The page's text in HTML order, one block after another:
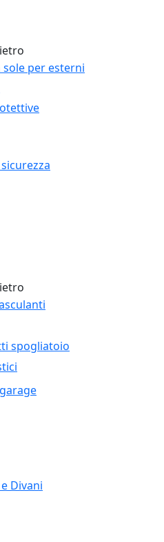
sole per esterni
spogliatoio
Divani